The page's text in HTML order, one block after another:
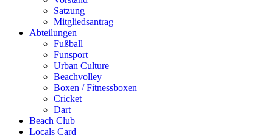
Satzung
Mitgliedsantrag
Abteilungen
Fußball
Funsport
Urban Culture
Beachvolley
Boxen / Fitnessboxen
Cricket
Dart
Beach Club
Locals Card